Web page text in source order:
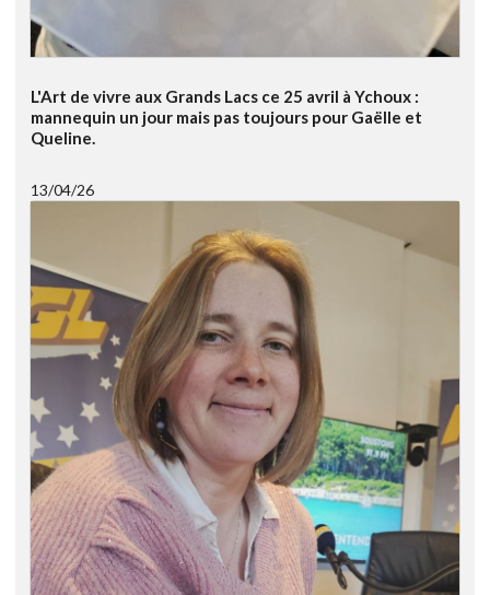
L'Art de vivre aux Grands Lacs ce 25 avril à Ychoux :
mannequin un jour mais pas toujours pour Gaëlle et
Queline.
13/04/26